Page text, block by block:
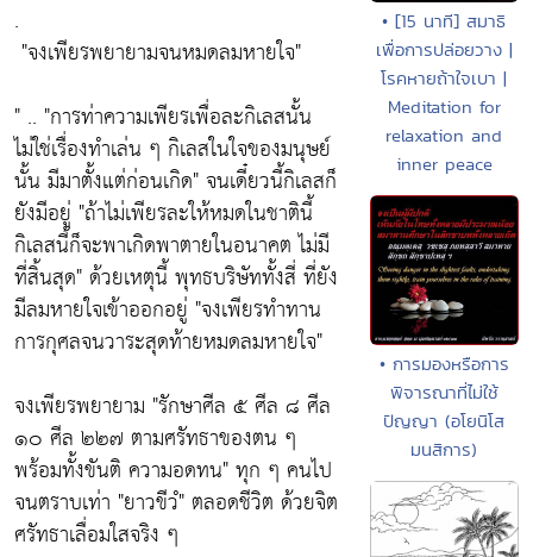
.
"จงเพียรพยายามจนหมดลมหายใจ"
" .. "การท่าความเพียรเพื่อละกิเลสนั้น
ไม่ใช่เรื่องทำเล่น ๆ กิเลสในใจของมนุษย์
นั้น มีมาตั้งแต่ก่อนเกิด"จนเดี๋ยวนี้กิเลสก็
ยังมีอยู่ "ถ้าไม่เพียรละให้หมดในชาตินี้
กิเลสนี้ก็จะพาเกิดพาตายในอนาคต ไม่มี
ที่สิ้นสุด"ด้วยเหตุนี้ พุทธบริษัททั้งสี่ ที่ยัง
มีลมหายใจเข้าออกอยู่ "จงเพียรทำทาน
การกุศลจนวาระสุดท้ายหมดลมหายใจ"
จงเพียรพยายาม "รักษาศีล ๕ ศีล ๘ ศีล
๑๐ ศีล ๒๒๗ ตามศรัทธาของตน ๆ
พร้อมทั้งขันติ ความอดทน"ทุก ๆ คนไป
จนตราบเท่า "ยาวขีวํ"ตลอดชีวิต ด้วยจิต
ศรัทธาเลื่อมใสจริง ๆ
• [15 นาที] สมาธิ
เพื่อการปล่อยวาง |
โรคหายถ้าใจเบา |
Meditation for
relaxation and
inner peace
• การมองหรือการ
พิจารณาที่ไม่ใช้
ปัญญา (อโยนิโส
มนสิการ)